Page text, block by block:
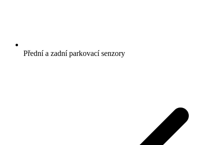
Přední a zadní parkovací senzory